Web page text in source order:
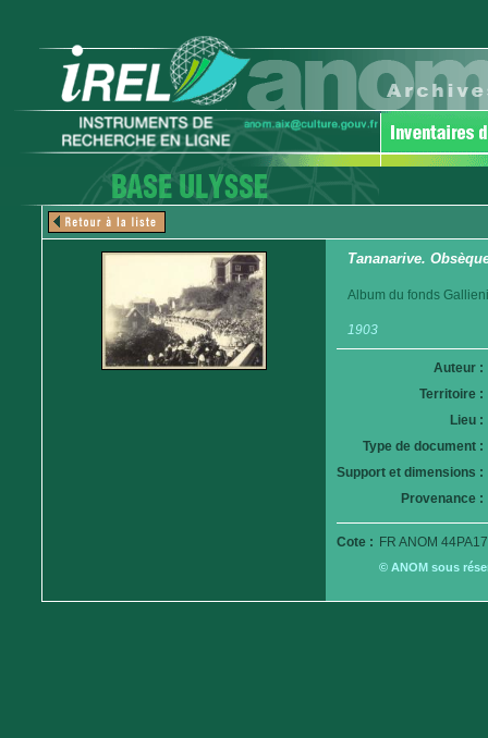
Tananarive.
Album du fonds
1903
Auteur :
Territoire :
Lieu :
Type de document :
Support et dimensions :
Provenance :
Cote : FR ANOM
© ANOM sous